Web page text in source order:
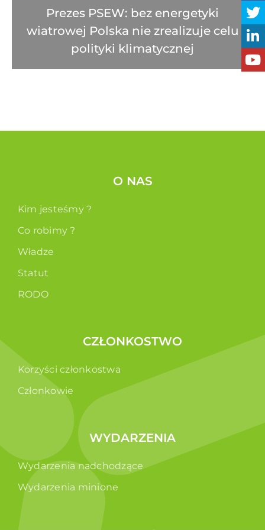
Prezes PSEW: bez energetyki
wiatrowej Polska nie zrealizuje celu
polityki klimatycznej
O NAS
Kim jesteśmy ?
Co robimy ?
Władze
Statut
RODO
CZŁONKOSTWO
Korzyści członkostwa
Członkowie
WYDARZENIA
Wydarzenia nadchodzące
Wydarzenia minione